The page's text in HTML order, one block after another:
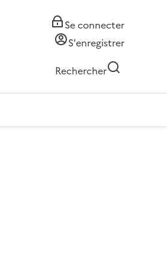
Se connecter
S'enregistrer
Rechercher